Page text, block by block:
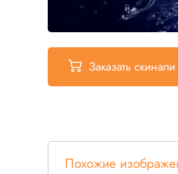
Заказать скинали
Похожие